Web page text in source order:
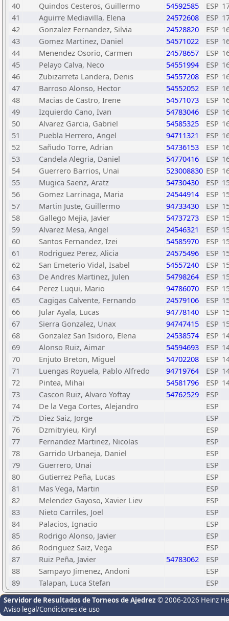
40
Quindos Cesteros, Guillermo 54592585 ESP
41
Aguirre Mediavilla, Elena 24572608 ESP
42
Gonzalez Fernandez, Silvia 24528820 ESP
43
Gomez Martinez, Daniel 54571022 ESP
44
Menendez Osorio, Carmen 24578657 ESP
45
Pelayo Calva, Neco 54551994 ESP
46
Zubizarreta Landera, Denis 54557208 ESP
47
Barroso Alonso, Hector 54552052 ESP
48
Macias de Castro, Irene 54571073 ESP
49
Izquierdo Cano, Ivan 54783046 ESP
50
Alvarez Garcia, Gabriel 54585325 ESP
51
Puebla Herrero, Angel 94711321 ESP
52
Sañudo Torre, Adrian 54736153 ESP
53
Candela Alegria, Daniel 54770416 ESP
54
Guerrero Barrios, Unai 523008830 ESP
55
Mugica Saenz, Aratz 54730430 ESP
56
Gomez Larrinaga, Maria 24544914 ESP
57
Martin Juste, Guillermo 94733430 ESP
58
Gallego Mejia, Javier 54737273 ESP
59
Alvarez Mesa, Angel 24546321 ESP
60
Santos Fernandez, Izei 54585970 ESP
61
Rodriguez Perez, Alicia 24575496 ESP
62
San Emeterio Vidal, Isabel 54557240 ESP
63
De Andres Martinez, Julen 54798264 ESP
64
Perez Luqui, Mario 94786070 ESP
65
Cagigas Calvente, Fernando 24579106 ESP
66
Jular Ayala, Lucas 94778140 ESP
67
Sierra Gonzalez, Unax 94747415 ESP
68
Gonzalez San Isidoro, Elena 24538574 ESP
69
Alonso Ruiz, Aimar 54594693 ESP
70
Enjuto Breton, Miguel 54702208 ESP
71
Luengas Royuela, Pablo Alfredo 94719764 ESP
72
Pintea, Mihai 54581796 ESP
73
Cascon Ruiz, Alvaro Yoftay 54762529
ESP
74
De la Vega Cortes, Alejandro
ESP
75
Diez Saiz, Jorge
ESP
76
Dzmitryieu, Kiryl
ESP
77
Fernandez Martinez, Nicolas
ESP
78
Garrido Urbaneja, Daniel
ESP
79
Guerrero, Unai
ESP
80
Gutierrez Peña, Lucas
ESP
81
Mas Vega, Martin
ESP
82
Melendez Gayoso, Xavier Liev
ESP
83
Nieto Carriles, Joel
ESP
84
Palacios, Ignacio
ESP
85
Rodrigo Alonso, Javier
ESP
86
Rodriguez Saiz, Vega
ESP
87
Ruiz Peña, Javier 54783062
ESP
88
Sampayo Jimenez, Andoni
ESP
89
Talapan, Luca Stefan ESP
Servidor de Resultados de Torneos de Ajedrez © 2006-2026 Heinz
Aviso legal/Condiciones de uso